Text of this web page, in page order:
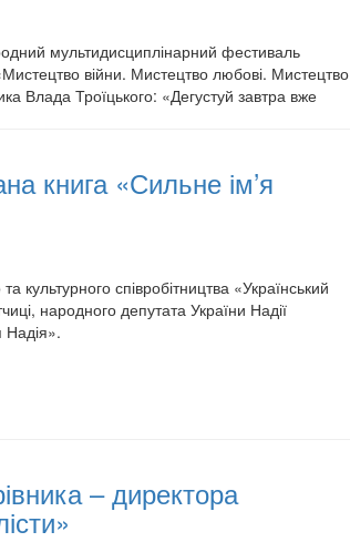
мультидисциплінарний фестиваль
війни. Мистецтво любові. Мистецтво
Влада Троїцького: «Дегустуй завтра вже
книга «Сильне ім’я
співробітництва «Український
народного депутата України Надії
Надія».
– директора